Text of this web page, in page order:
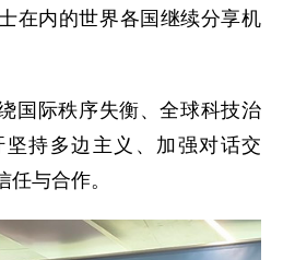
在内的世界各国继续分享机
国际秩序失衡、全球科技治
持多边主义、加强对话交
与合作。